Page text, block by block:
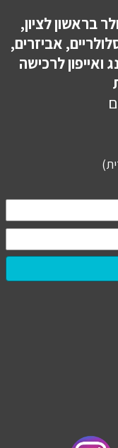
בראשון לציון,
אביזרים,
ואייפון לרכישה